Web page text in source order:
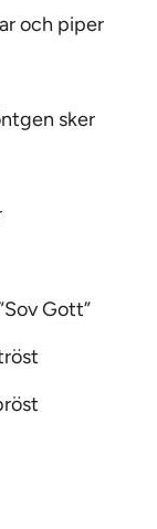
och piper
sker
Gott”